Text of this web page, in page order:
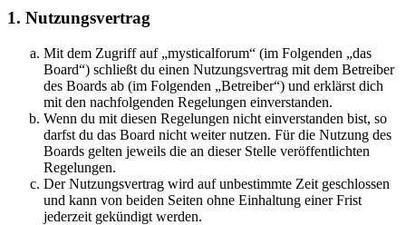
1. Nutzungsvertrag
Mit dem Zugriff auf „mysticalforum“ (im Folgenden „das
Board“) schließt du einen Nutzungsvertrag mit dem Betreiber
des Boards ab (im Folgenden „Betreiber“) und erklärst dich
mit den nachfolgenden Regelungen einverstanden.
Wenn du mit diesen Regelungen nicht einverstanden bist, so
darfst du das Board nicht weiter nutzen. Für die Nutzung des
Boards gelten jeweils die an dieser Stelle veröffentlichten
Regelungen.
Der Nutzungsvertrag wird auf unbestimmte Zeit geschlossen
und kann von beiden Seiten ohne Einhaltung einer Frist
jederzeit gekündigt werden.